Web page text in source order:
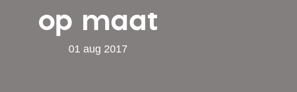
op maat
01 aug 2017